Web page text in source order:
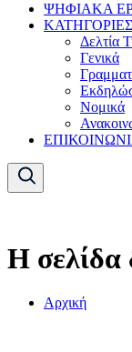
ΨΗΦΙΑΚΑ
Δελτία
Γενικά
Νομικά
Η σελίδα
Αρχική